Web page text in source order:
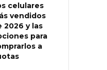
celulares
vendidos
2026 y las
para
a